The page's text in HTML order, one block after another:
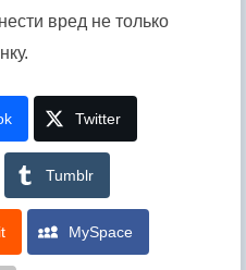
вред не только
Twitter
Tumblr
MySpace